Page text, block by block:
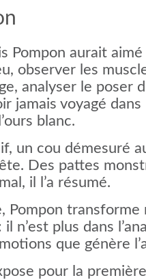
Pompon aurait
observer les
analyser le poser
jamais voyagé
blanc.
un cou démesuré
Des pattes
il l’a résumé.
Pompon transforme
n’est plus dans
que génère
pour la